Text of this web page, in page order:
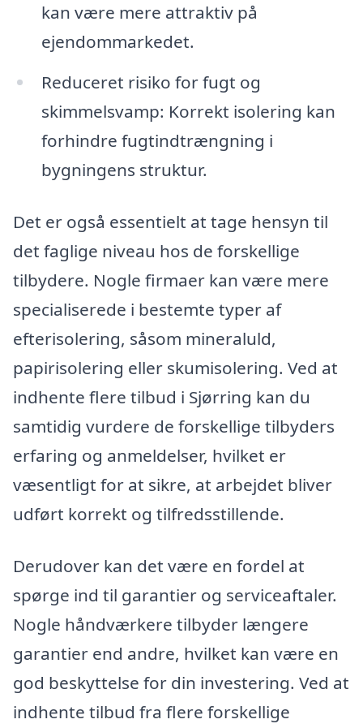
kan være mere attraktiv på
ejendommarkedet.
Reduceret risiko for fugt og
skimmelsvamp: Korrekt isolering kan
forhindre fugtindtrængning i
bygningens struktur.
Det er også essentielt at tage hensyn til
det faglige niveau hos de forskellige
tilbydere. Nogle firmaer kan være mere
specialiserede i bestemte typer af
efterisolering, såsom mineraluld,
papirisolering eller skumisolering. Ved at
indhente flere tilbud i Sjørring kan du
samtidig vurdere de forskellige tilbyders
erfaring og anmeldelser, hvilket er
væsentligt for at sikre, at arbejdet bliver
udført korrekt og tilfredsstillende.
Derudover kan det være en fordel at
spørge ind til garantier og serviceaftaler.
Nogle håndværkere tilbyder længere
garantier end andre, hvilket kan være en
god beskyttelse for din investering. Ved at
indhente tilbud fra flere forskellige